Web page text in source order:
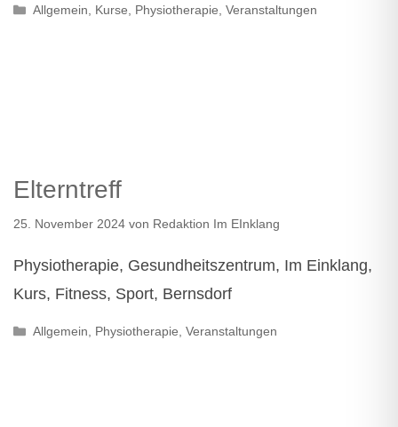
Kategorien
Allgemein, Kurse, Physiotherapie,Veranstaltungen
Elterntreff
25. November 2024 von Redaktion Im EInklang
Physiotherapie, Gesundheitszentrum, Im Einklang,
Kurs, Fitness, Sport, Bernsdorf
Kategorien
Allgemein, Physiotherapie,Veranstaltungen